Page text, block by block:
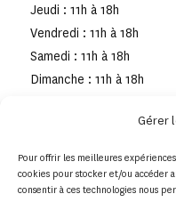
Gérer
Pour offrir les meilleures
cookies pour stocker et/ou accéder
consentir à ces technologies nous
Jeudi : 11h à 18h
Vendredi : 11h à 18h
Samedi : 11h à 18h
Dimanche : 11h à 18h